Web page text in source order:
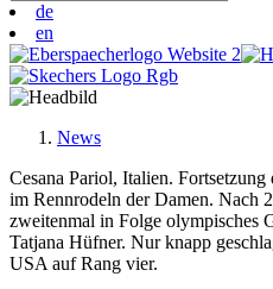
de
en
News
Cesana Pariol, Italien.
im Rennrodeln der Damen. Nach
zweitenmal in Folge olympisches
Tatjana Hüfner. Nur knapp
USA auf Rang vier.